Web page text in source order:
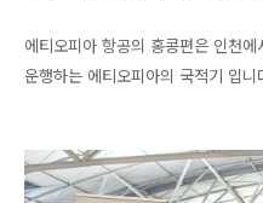
에티오피아 항공의 홍콩편은 인천
운행하는 에티오피아의 국적기 입니